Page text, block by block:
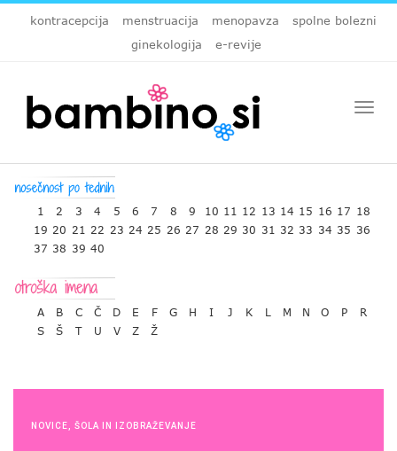
kontracepcija menstruacija menopavza
spolne bolezni
ginekologija
e-revije
1 2 3 4 5 6 7 8 9 10 11 12 13 14 15 16 17 18
19 20 21 22 23 24 25 26 27 28 29 30 31 32 33 34 35 36
37 38 39 40
A B C Č D E F G H I J K L M N O P
R
S
Š T U V Z Ž
NOVICE ŠOLA IN IZOBRAŽEVANJE